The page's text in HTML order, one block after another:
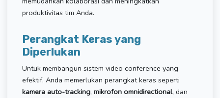
produktivitas tim Anda.
Perangkat Keras yang
Diperlukan
Untuk membangun sistem video conference yang
efektif, Anda memerlukan perangkat keras seperti
kamera auto-tracking, mikrofon omnidirectional, dan